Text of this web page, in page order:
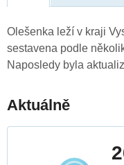
Olešenka leží v kraji
sestavena podle
Naposledy byla
Aktuálně